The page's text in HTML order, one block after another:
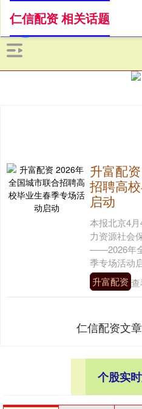
仁信配资 相关话题
升富配
招聘高
启动
本报北京4
力资源社会
——2026年
季专场活动
升富配资 查
仁信配资文
个股实